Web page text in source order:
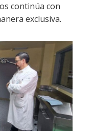
continúa con
exclusiva.